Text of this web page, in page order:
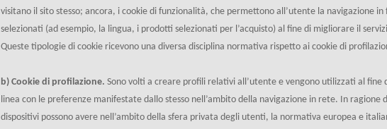
visitano il sito stesso; ancora, i cookie di funzionalità, che permettono all’utente la navigazione
selezionati (ad esempio, la lingua, i prodotti selezionati per l’acquisto) al fine di migliorare il
Queste tipologie di cookie ricevono una diversa disciplina normativa rispetto ai cookie di
b) Cookie di profilazione. Sono volti a creare profili relativi all’utente e vengono utilizzati al fine
linea con le preferenze manifestate dallo stesso nell’ambito della navigazione in rete. In
dispositivi possono avere nell’ambito della sfera privata degli utenti, la normativa europea e